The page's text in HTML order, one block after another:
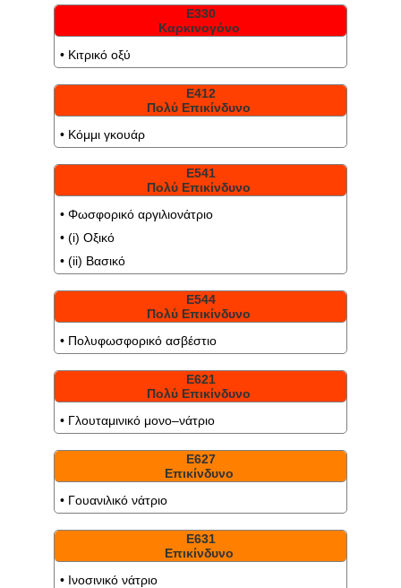
Ε330
Καρκινογόνο
• Κιτρικό οξύ
Ε412
Πολύ Επικίνδυνο
• Κόμμι γκουάρ
Ε541
Πολύ Επικίνδυνο
• Φωσφορικό αργιλιονάτριο
• (i) Οξικό
• (ii) Βασικό
Ε544
Πολύ Επικίνδυνο
• Πολυφωσφορικό ασβέστιο
Ε621
Πολύ Επικίνδυνο
• Γλουταμινικό μονο–νάτριο
Ε627
Επικίνδυνο
• Γουανιλικό νάτριο
Ε631
Επικίνδυνο
• Ινοσινικό νάτριο